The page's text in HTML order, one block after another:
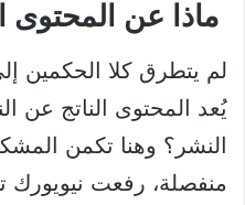
ماذا عن المحتوى
لم يتطرق كلا الحكمين
يُعد المحتوى الناتج عن
النشر؟ وهنا تكمن